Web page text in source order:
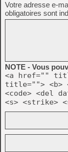
Votre adresse e-
obligatoires sont
NOTE - Vous
<a href=""
title=""> <b>
<code> <del
<s> <strike>